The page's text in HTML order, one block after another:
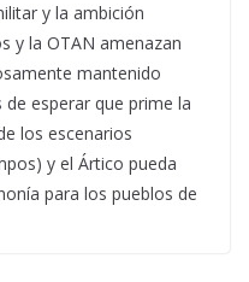
y la ambición
y la OTAN amenazan
mantenido
esperar que prime la
los escenarios
y el Ártico pueda
para los pueblos de